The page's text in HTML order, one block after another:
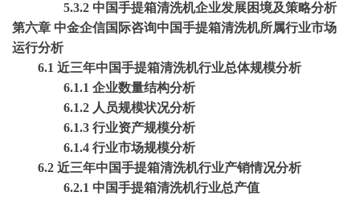
5.3.2 中国手提箱清洗机企业发展困境及策略分析
第六章 中金企信国际咨询中国手提箱清洗机所属行业市场
运行分析
6.1 近三年中国手提箱清洗机行业总体规模分析
6.1.1 企业数量结构分析
6.1.2 人员规模状况分析
6.1.3 行业资产规模分析
6.1.4 行业市场规模分析
6.2 近三年中国手提箱清洗机行业产销情况分析
6.2.1 中国手提箱清洗机行业总产值